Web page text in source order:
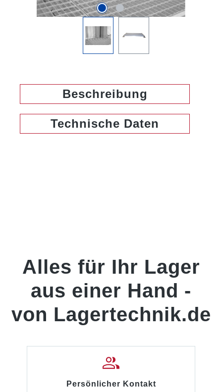
Beschreibung
Technische Daten
Alles für Ihr Lager
aus einer Hand -
von Lagertechnik.de
Persönlicher Kontakt